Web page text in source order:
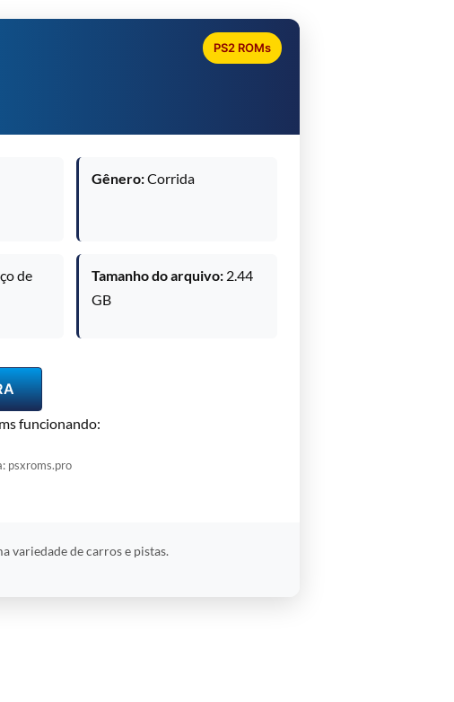
PS2 ROMs
Gênero:Corrida
de
Tamanho do arquivo: 2.44
GB
funcionando:
psxroms.pro
variedade de carros e pistas.